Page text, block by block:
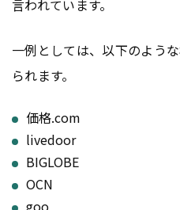
言われています。
一例としては、以下のよう
られます。
価格.com
livedoor
BIGLOBE
OCN